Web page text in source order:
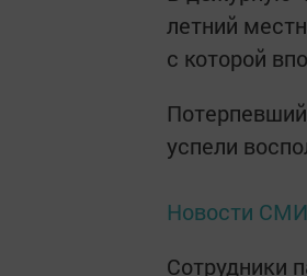
летний
с которой
успели
Новости
Сотрудники